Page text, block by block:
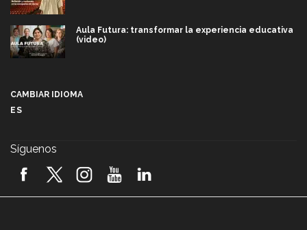
Aula Futura: transformar la experiencia educativa
(video)
2026! (video)
CAMBIAR IDIOMA
ES
Síguenos